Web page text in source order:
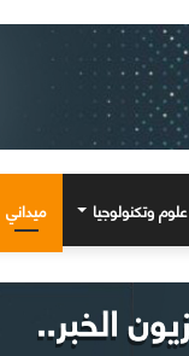
علوم وتكنولوجيا ميداني